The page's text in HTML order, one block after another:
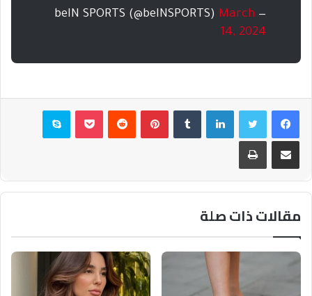
— beIN SPORTS (@beINSPORTS)
March
14, 2024
فيسبوكتويتر لينكدإن بينتيريست بوكيت سكايب
مشاركة عبر البريد طباعة
مقالات ذات صلة